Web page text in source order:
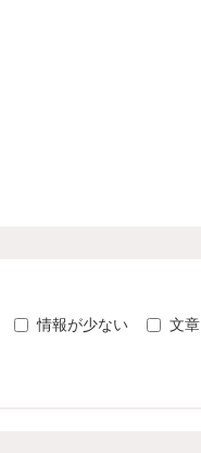
情報が少ない
文章